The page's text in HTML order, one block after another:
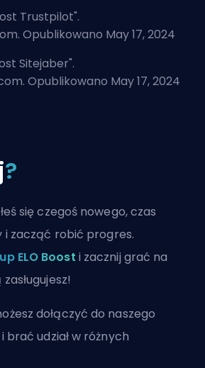
Trustpilot".
Opublikowano May 17, 2024
Sitejaber".
Opublikowano May 17, 2024
?
się czegoś nowego, czas
i zacząć robić progres.
ELO Boost i zacznij grać na
dołączyć do naszego
i brać udział w różnych